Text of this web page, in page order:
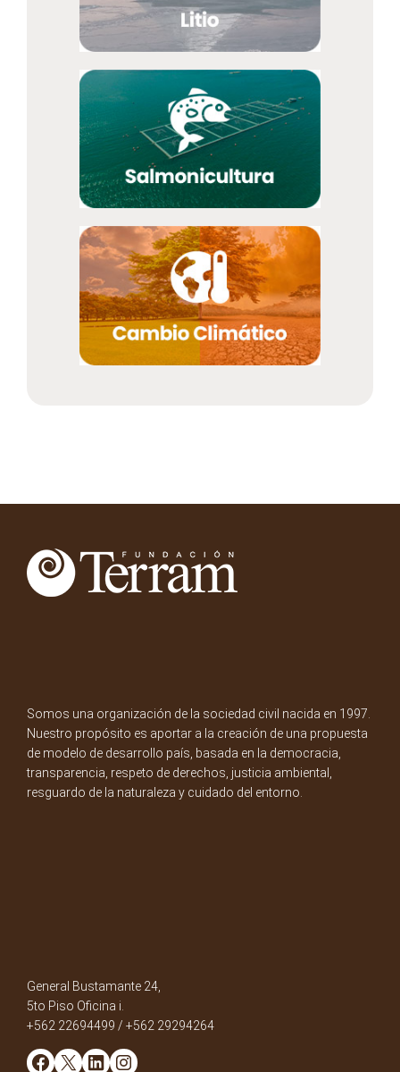
Somos una organización de la sociedad civil nacida en 1997.
Nuestro propósito es aportar a la creación de una propuesta
de modelo de desarrollo país, basada en la democracia,
transparencia, respeto de derechos, justicia ambiental,
resguardo de la naturaleza y cuidado del entorno.
General Bustamante 24,
5to Piso Oficina i.
+562 22694499 / +562 29294264